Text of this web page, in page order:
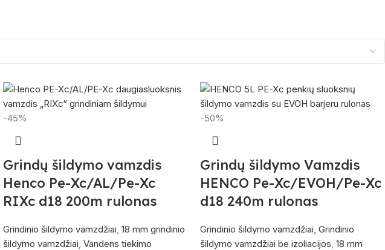
-45%
Grindų šildymo vamzdis
Henco Pe-Xc/AL/Pe-Xc
RIXc d18 200m rulonas
Grindinio šildymo vamzdžiai, 18 mm grindinio
šildymo vamzdžiai, Vandens tiekimo
-50%
Grindų šildymo Vamzdis
HENCO Pe-Xc/EVOH/Pe-Xc
d18 240m rulonas
Grindinio šildymo vamzdžiai, Grindinio
šildymo vamzdžiai be izoliacijos, 18 mm